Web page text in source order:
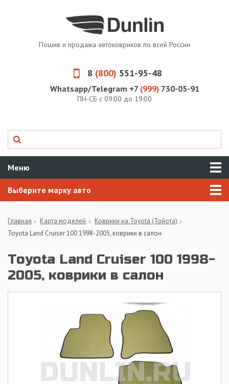
Пошив и продажа автоковриков по всей России
8 (800) 551-95-48
Whatsapp/Telegram +7 (999) 730-05-91
ПН-СБ с 09:00 до 19:00
Меню
Выберите марку авто
Главная Карта моделей
Коврики на Toyota (Тойота)
Toyota Land Cruiser 100 1998-2005, коврики в салон
Toyota Land Cruiser 100 1998-
2005, коврики в салон